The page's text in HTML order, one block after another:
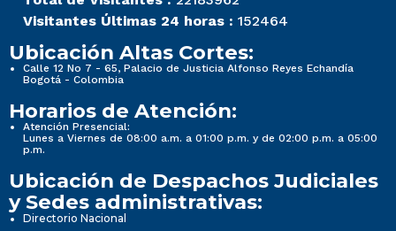
Visitantes Últimas 24 horas : 152464
Ubicación Altas Cortes:
Calle 12 No 7 - 65, Palacio de Justicia Alfonso Reyes Echandía
Bogotá - Colombia
Horarios de Atención:
Atención Presencial:
Lunes a Viernes de 08:00 a.m. a 01:00 p.m. y de 02:00 p.m. a 05:00
p.m.
Ubicación de Despachos Judiciales
y Sedes administrativas:
Directorio Nacional